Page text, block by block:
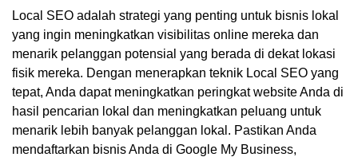
Local SEO adalah strategi yang penting untuk bisnis lokal
yang ingin meningkatkan visibilitas online mereka dan
menarik pelanggan potensial yang berada di dekat lokasi
fisik mereka. Dengan menerapkan teknik Local SEO yang
tepat, Anda dapat meningkatkan peringkat website Anda di
hasil pencarian lokal dan meningkatkan peluang untuk
menarik lebih banyak pelanggan lokal. Pastikan Anda
mendaftarkan bisnis Anda di Google My Business,